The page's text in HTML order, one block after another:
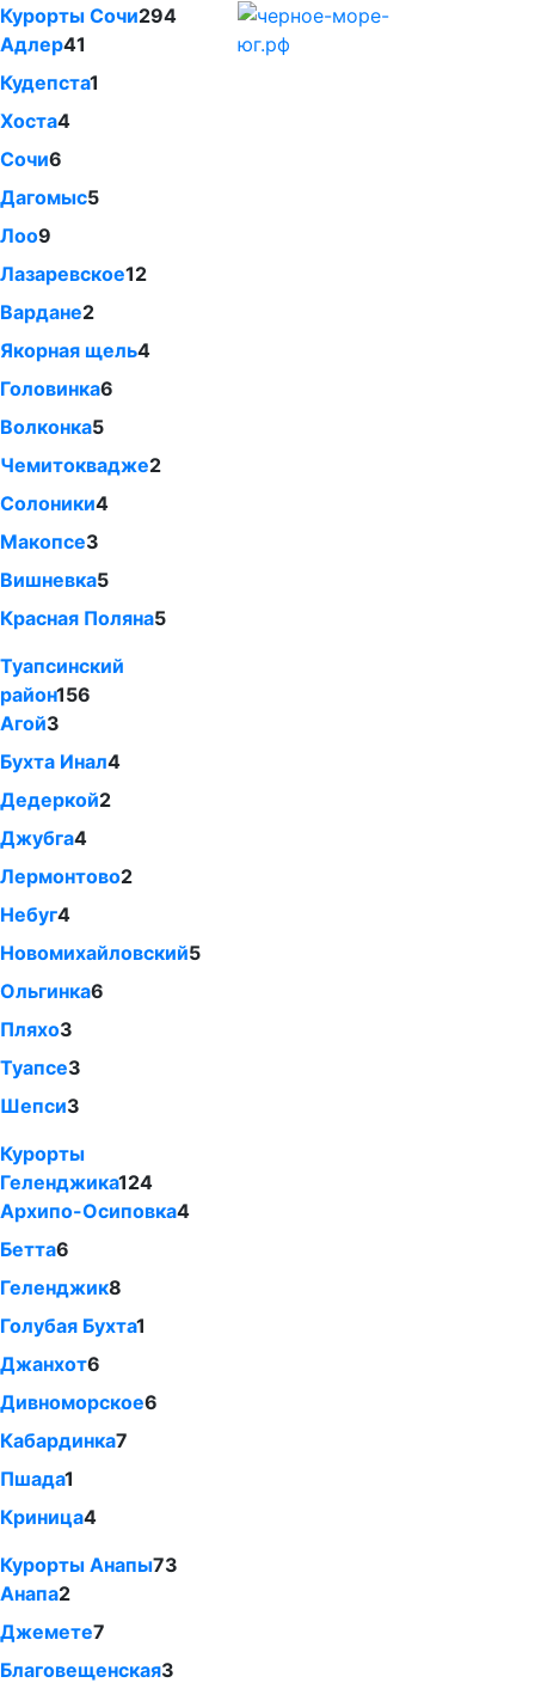
Курорты Сочи294
Адлер41
Кудепста1
Хоста4
Сочи6
Дагомыс5
Лоо9
Лазаревское12
Вардане2
Якорная щель4
Головинка6
Волконка5
Чемитоквадже2
Солоники4
Макопсе3
Вишневка5
Красная Поляна5
Туапсинский
район156
Агой3
Бухта Инал4
Дедеркой2
Джубга4
Лермонтово2
Небуг4
Новомихайловский5
Ольгинка6
Пляхо3
Туапсе3
Шепси3
Курорты
Геленджика124
Архипо-Осиповка4
Бетта6
Геленджик8
Голубая Бухта1
Джанхот6
Дивноморское6
Кабардинка7
Пшада1
Криница4
Курорты Анапы73
Анапа2
Джемете7
Благовещенская3